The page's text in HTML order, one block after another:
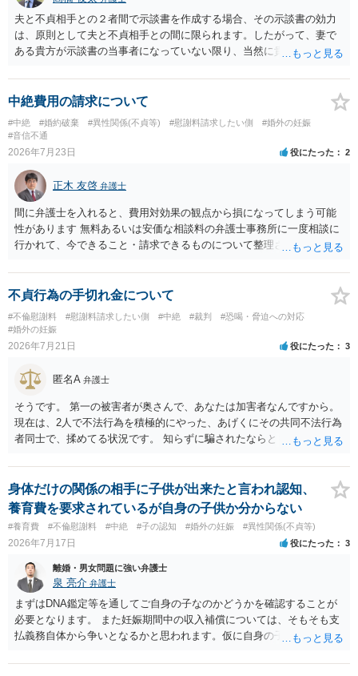
夫と不貞相手との２者間で示談書を作成する場合、その示談書の効力
は、原則として夫と不貞相手との間に限られます。したがって、妻で
ある貴方が示談書の当事者になっていない限り、当然に貴方の不貞慰
避けるためには、示談書の中に「本示談は夫と不貞相手との間の清算
に限るものであり、妻の不貞相手に対する慰謝料請求権を放棄・制限
するものではない」旨を明記しておく方が安全です。また、清算条項
を入れる場合にも、「夫と不貞相手との間に限る」と対象を明確にす
べきです。 他方、不貞相手が夫から示談金を受け取る場合、その名目
手側から「すでに夫との間で一定の清算がされている」「夫側から支
払を受けた」などと（その当否は別として）反論等されてこじれてし
まう可能性があります。そのため、示談金の趣旨、清算対象、妻の請
求権への影響を明確にしておくことが重要です。示談金１８０万円の
妥当性については、中絶、精神的苦痛、通院・治療の有無、診断内
絶について双方同意があったとしても、身体的・精神的負担が考慮さ
れることはありますが、夫が当初から離婚できないと伝えていた事情
があるなら、結婚期待を理由とする損害については争い得る部分もあ
ります。 なお、貴方から不貞相手へ請求する慰謝料額は、夫が不貞相
手に支払う示談金額だけで決まるものではありません。不貞期間、回
数、婚姻期間、夫婦関係への影響、離婚・別居の有無、相手方の認識
等によって判断されます。 今後の状況等に応じて、弁護士への個別相
談も検討なさった方がよいでしょう。
中絶費用の請求について
#中絶 #婚約破棄 #異性関係(不貞等) #慰謝料請求したい側
#婚外の妊娠
#音信不通
2026年7月23日 役にたった 2
正木 友啓 弁護士
間に弁護士を入れると、費用対効果の観点から損になってしまう可能
性があります 無料あるいは安価な相談料の弁護士事務所に一度相談に
行かれて、今できること・請求できるものについて整理されるのがよ
不貞行為の手切れ金について
#不倫慰謝料 #慰謝料請求したい側 #中絶 #裁判
#恐喝・脅迫への対応
#婚外の妊娠
2026年7月21日 役にたった 3
匿名A 弁護士
そうです。 第一の被害者が奥さんで、あなたは加害者なんですから。
現在は、2人で不法行為を積極的にやった、あげくにその共同不法行為
者同士で、揉めてる状況です。 知らずに騙されたならともか
というだけですから。
身体だけの関係の相手に子供が出来たと言われ認知、
養育費を要求されているが自身の子供か分からない
#養育費 #不倫慰謝料 #中絶 #子の認知 #婚外の妊娠 #異性関係(不貞等)
2026年7月17日 役にたった 3
離婚・男女問題に強い弁護士
泉 亮介 弁護士
まずはDNA鑑定等を通してご自身の子なのかどうかを確認することが
必要となります。 また妊娠期間中の収入補償については、そもそも支
払義務自体から争いとなるかと思われます。仮に自身の子であったと
相手に弁護士がついているということであれば、依頼をするかしない